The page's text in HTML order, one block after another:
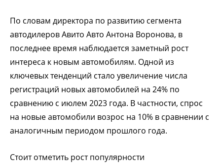
По словам директора по развитию сегмента
автодилеров Авито Авто Антона Воронова, в
последнее время наблюдается заметный рост
интереса к новым автомобилям. Одной из
ключевых тенденций стало увеличение числа
регистраций новых автомобилей на 24% по
сравнению с июлем 2023 года. В частности, спрос
на новые автомобили возрос на 10% в сравнении с
аналогичным периодом прошлого года.
Стоит отметить рост популярности